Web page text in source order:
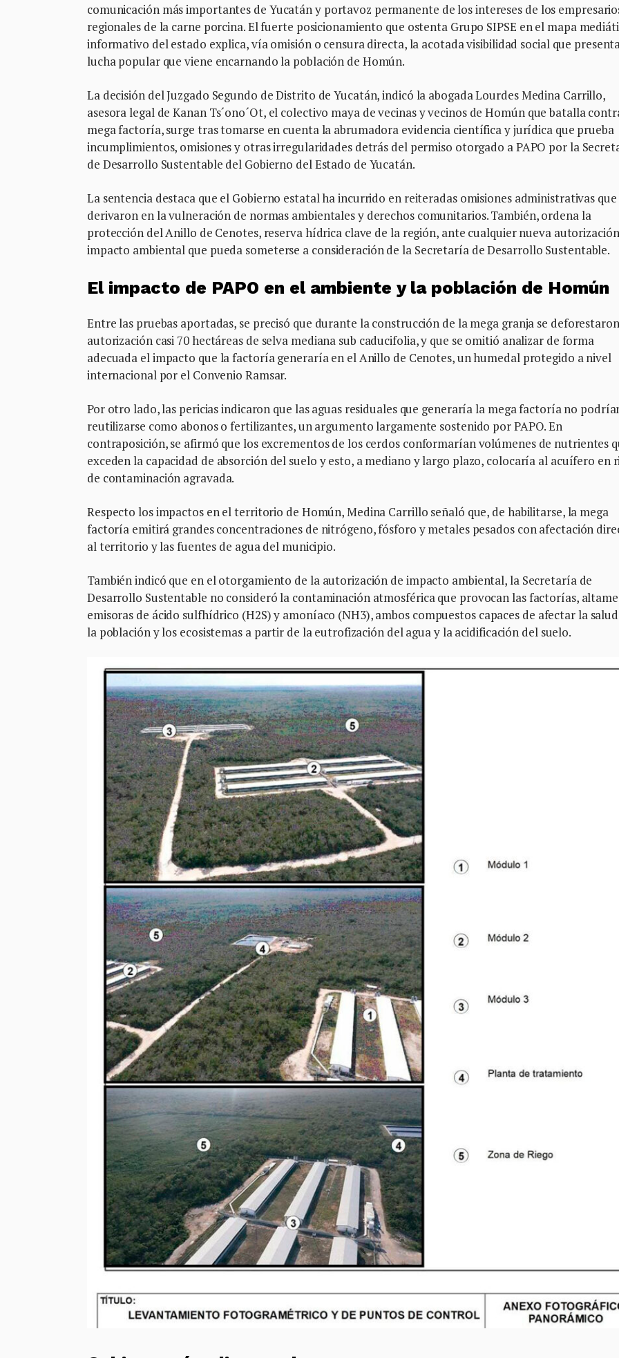
comunicación más importantes de Yucatán y portavoz permanente de los intereses de los
regionales de la carne porcina. El fuerte posicionamiento que ostenta Grupo SIPSE en el mapa
informativo del estado explica, vía omisión o censura directa, la acotada visibilidad social que
lucha popular que viene encarnando la población de Homún.
La decisión del Juzgado Segundo de Distrito de Yucatán, indicó la abogada Lourdes Medina Carrillo,
asesora legal de Kanan Ts´ono´Ot, el colectivo maya de vecinas y vecinos de Homún que batalla
mega factoría, surge tras tomarse en cuenta la abrumadora evidencia científica y jurídica que prueba
incumplimientos, omisiones y otras irregularidades detrás del permiso otorgado a PAPO por la
de Desarrollo Sustentable del Gobierno del Estado de Yucatán.
La sentencia destaca que el Gobierno estatal ha incurrido en reiteradas omisiones administrativas que
derivaron en la vulneración de normas ambientales y derechos comunitarios. También, ordena la
protección del Anillo de Cenotes, reserva hídrica clave de la región, ante cualquier nueva
impacto ambiental que pueda someterse a consideración de la Secretaría de Desarrollo Sustentable.
El impacto de PAPO en el ambiente y la población de Homún
Entre las pruebas aportadas, se precisó que durante la construcción de la mega granja se
autorización casi 70 hectáreas de selva mediana sub caducifolia, y que se omitió analizar de forma
adecuada el impacto que la factoría generaría en el Anillo de Cenotes, un humedal protegido a nivel
internacional por el Convenio Ramsar.
Por otro lado, las pericias indicaron que las aguas residuales que generaría la mega factoría no
reutilizarse como abonos o fertilizantes, un argumento largamente sostenido por PAPO. En
contraposición, se afirmó que los excrementos de los cerdos conformarían volúmenes de nutrientes
exceden la capacidad de absorción del suelo y esto, a mediano y largo plazo, colocaría al acuífero en
de contaminación agravada.
Respecto los impactos en el territorio de Homún, Medina Carrillo señaló que, de habilitarse, la mega
factoría emitirá grandes concentraciones de nitrógeno, fósforo y metales pesados con afectación
al territorio y las fuentes de agua del municipio.
También indicó que en el otorgamiento de la autorización de impacto ambiental, la Secretaría de
Desarrollo Sustentable no consideró la contaminación atmosférica que provocan las factorías,
emisoras de ácido sulfhídrico (H2S) y amoníaco (NH3), ambos compuestos capaces de afectar la
la población y los ecosistemas a partir de la eutrofización del agua y la acidificación del suelo.